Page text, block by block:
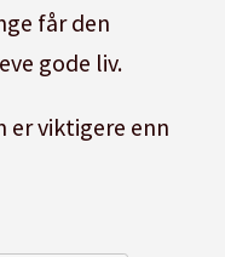
får den
gode liv.
er viktigere enn